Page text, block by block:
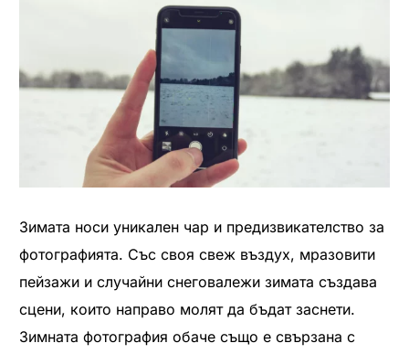
Зимата носи уникален чар и предизвикателство за
фотографията. Със своя свеж въздух, мразовити
пейзажи и случайни снеговалежи зимата създава
сцени, които направо молят да бъдат заснети.
Зимната фотография обаче също е свързана с